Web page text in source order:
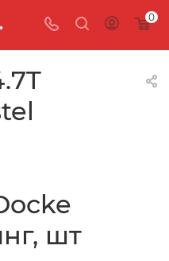
сайдинг, шт 0
шт